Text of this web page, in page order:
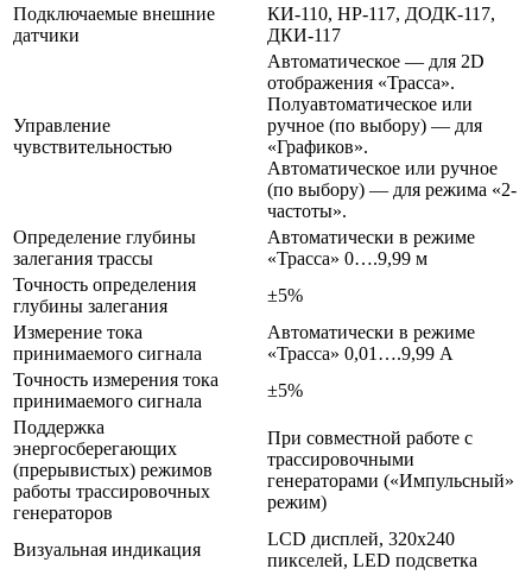
Подключаемые внешние
датчики
КИ-110, НР-117, ДОДК-117,
ДКИ-117
Управление
чувствительностью
Автоматическое — для 2D
отображения «Трасса».
Полуавтоматическое или
ручное (по выбору) — для
«Графиков».
Автоматическое или ручное
(по выбору) — для режима «2-
частоты».
Определение глубины
залегания трассы
Автоматически в режиме
«Трасса» 0….9,99 м
Точность определения
глубины залегания
±5%
Измерение тока
принимаемого сигнала
Автоматически в режиме
«Трасса» 0,01….9,99 А
Точность измерения тока
принимаемого сигнала
±5%
Поддержка
энергосберегающих
(прерывистых) режимов
работы трассировочных
генераторов
При совместной работе с
трассировочными
генераторами («Импульсный»
режим)
Визуальная индикация
LCD дисплей, 320х240
пикселей, LED подсветка